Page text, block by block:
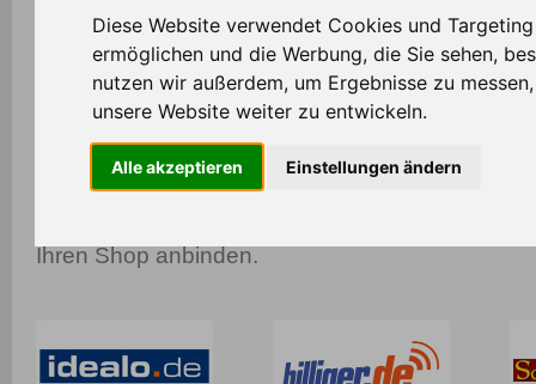
Diese Website verwendet Cookies und
ermöglichen und die Werbung, die Sie sehen,
nutzen wir außerdem, um Ergebnisse zu
unsere Website weiter zu entwickeln.
Alle akzeptieren Einstellungen ändern
Preisportale
Erstellen Sie mühelos Preislisten mit unserem
abgerufen werden können.
Ihren Shop anbinden.